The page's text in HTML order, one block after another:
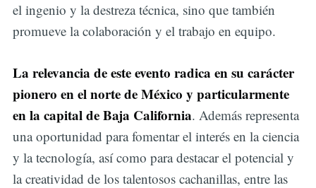
el ingenio y la destreza técnica, sino que también
promueve la colaboración y el trabajo en equipo.
La relevancia de este evento radica en su carácter
pionero en el norte de México y particularmente
en la capital de Baja California. Además representa
una oportunidad para fomentar el interés en la ciencia
y la tecnología, así como para destacar el potencial y
la creatividad de los talentosos cachanillas, entre las